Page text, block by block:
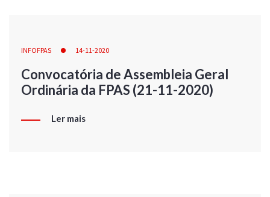
INFOFPAS 14-11-2020
Convocatória de Assembleia Geral
Ordinária da FPAS (21-11-2020)
Ler mais